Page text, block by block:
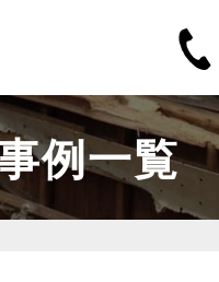
例一覧